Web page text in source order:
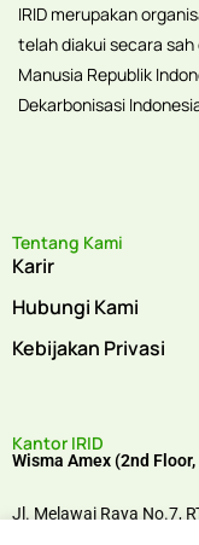
IRID merupakan
telah diakui secara sah
Manusia Republik
Dekarbonisasi
Tentang Kami
Karir
Hubungi Kami
Kebijakan Privasi
Kantor IRID
Wisma Amex (2nd
Jl. Melawai Raya No.7,